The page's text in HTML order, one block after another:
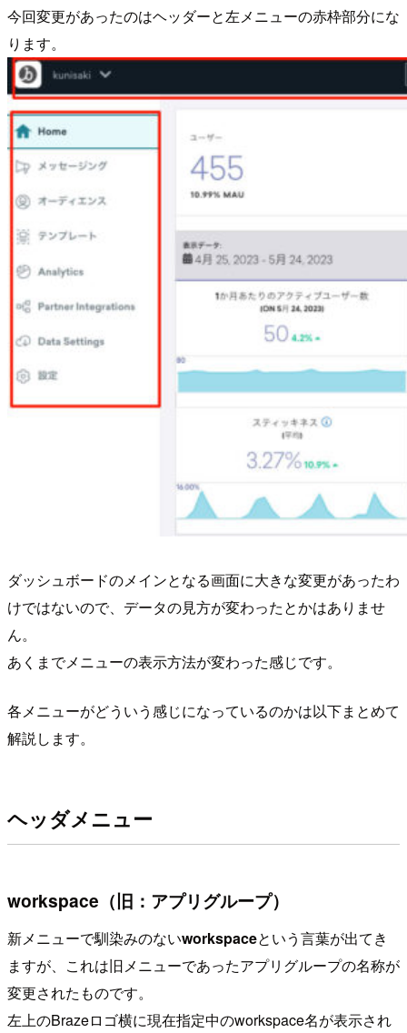
今回変更があったのはヘッダーと左メニューの赤枠部分にな
ります。
ダッシュボードのメインとなる画面に大きな変更があったわ
けではないので、データの見方が変わったとかはありませ
ん。
あくまでメニューの表示方法が変わった感じです。
各メニューがどういう感じになっているのかは以下まとめて
解説します。
ヘッダメニュー
workspace（旧：アプリグループ）
新メニューで馴染みのないworkspaceという言葉が出てき
ますが、これは旧メニューであったアプリグループの名称が
変更されたものです。
左上のBrazeロゴ横に現在指定中のworkspace名が表示され